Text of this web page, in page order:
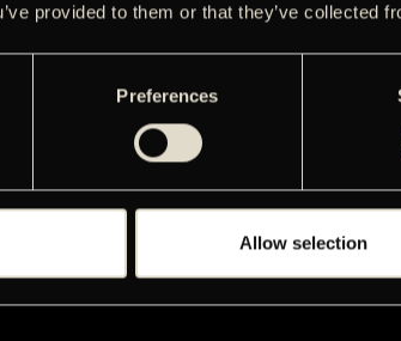
provided to them or that they’ve collected
Preferences
Allow selection